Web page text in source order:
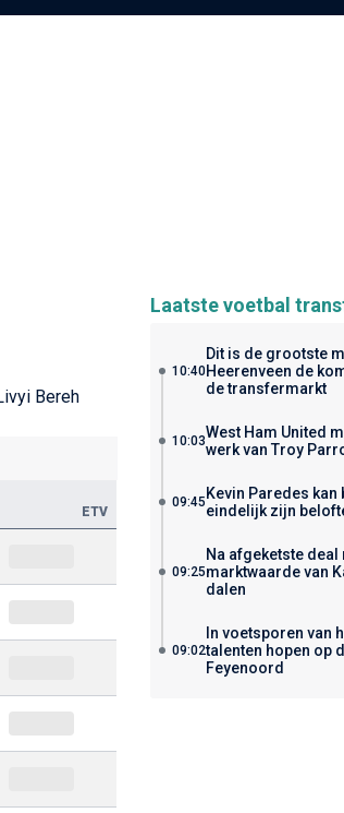
Bereh
ETV
Laatste voetbal
10:40
Dit is de grootste
Heerenveen de
de transfermarkt
10:03West Ham United
werk van Troy
09:45 Kevin Paredes kan
eindelijk zijn
09:25
Na afgeketste deal
marktwaarde van
dalen
09:02
In voetsporen van
talenten hopen op
Feyenoord